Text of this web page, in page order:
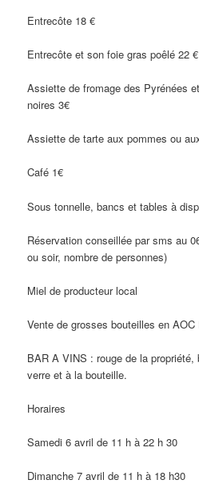
Entrecôte 18 €
Entrecôte et son foie gras poêlé 22 €
Assiette de fromage des Pyrénées
noires 3€
Assiette de tarte aux pommes ou
Café 1€
Sous tonnelle, bancs et tables à
Réservation conseillée par sms au
ou soir, nombre de personnes)
Miel de producteur local
Vente de grosses bouteilles en AOC
BAR A VINS : rouge de la
verre et à la bouteille.
Horaires
Samedi 6 avril de 11 h à 22 h 30
Dimanche 7 avril de 11 h à 18 h30